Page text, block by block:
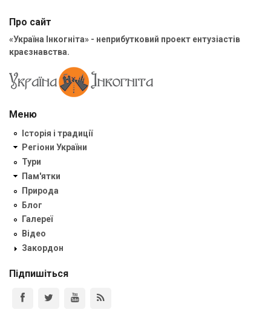
Про сайт
«Україна Інкогніта» - неприбутковий проект ентузіастів
краєзнавства.
Меню
Історія і традиції
Регіони України
Тури
Пам'ятки
Природа
Блог
Галереї
Відео
Закордон
Підпишіться